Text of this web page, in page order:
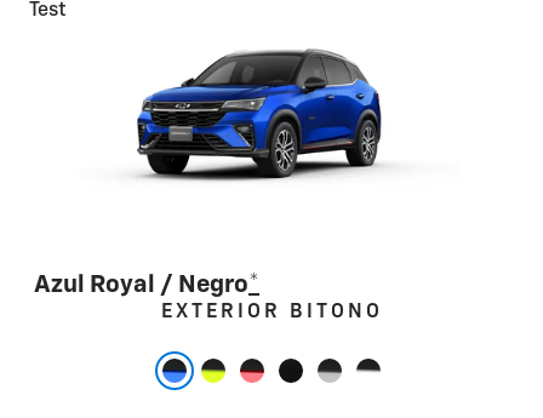
Test
Test
Test
Test
Test
Test
EXTERIOR BITONO
Azul Royal / Negro*